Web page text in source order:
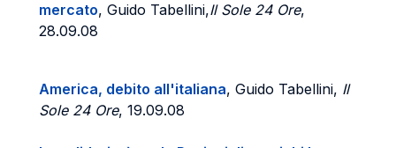
mercato, Guido Tabellini,Il Sole 24 Ore,
28.09.08
America, debito all'italiana, Guido Tabellini, Il
Sole 24 Ore, 19.09.08